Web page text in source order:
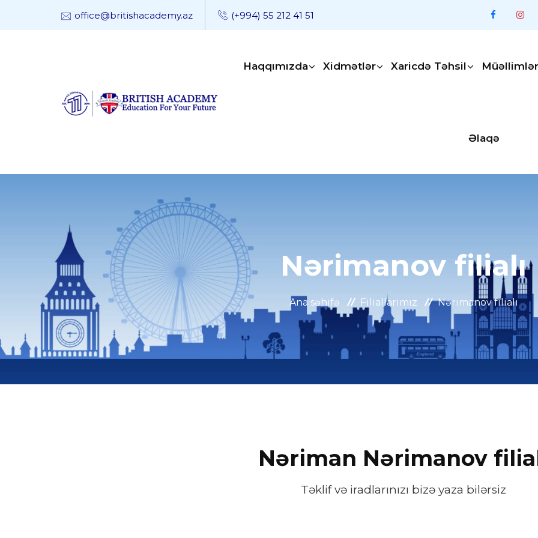
office@britishacademy.az (+994) 55 212 41 51
Haqqımızda Xidmətlər Xaricdə Təhsil
Əlaqə
Nərimanov filialı
Ana səhifə Filiallarımız Nərimanov filialı
Nəriman Nərimanov
Təklif və iradlarınızı bizə yaza bilərsiz